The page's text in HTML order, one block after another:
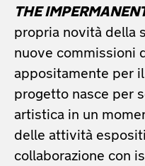
THE
propria novità della
nuove commissioni
appositamente per
progetto nasce per
artistica in un
delle attività
collaborazione con